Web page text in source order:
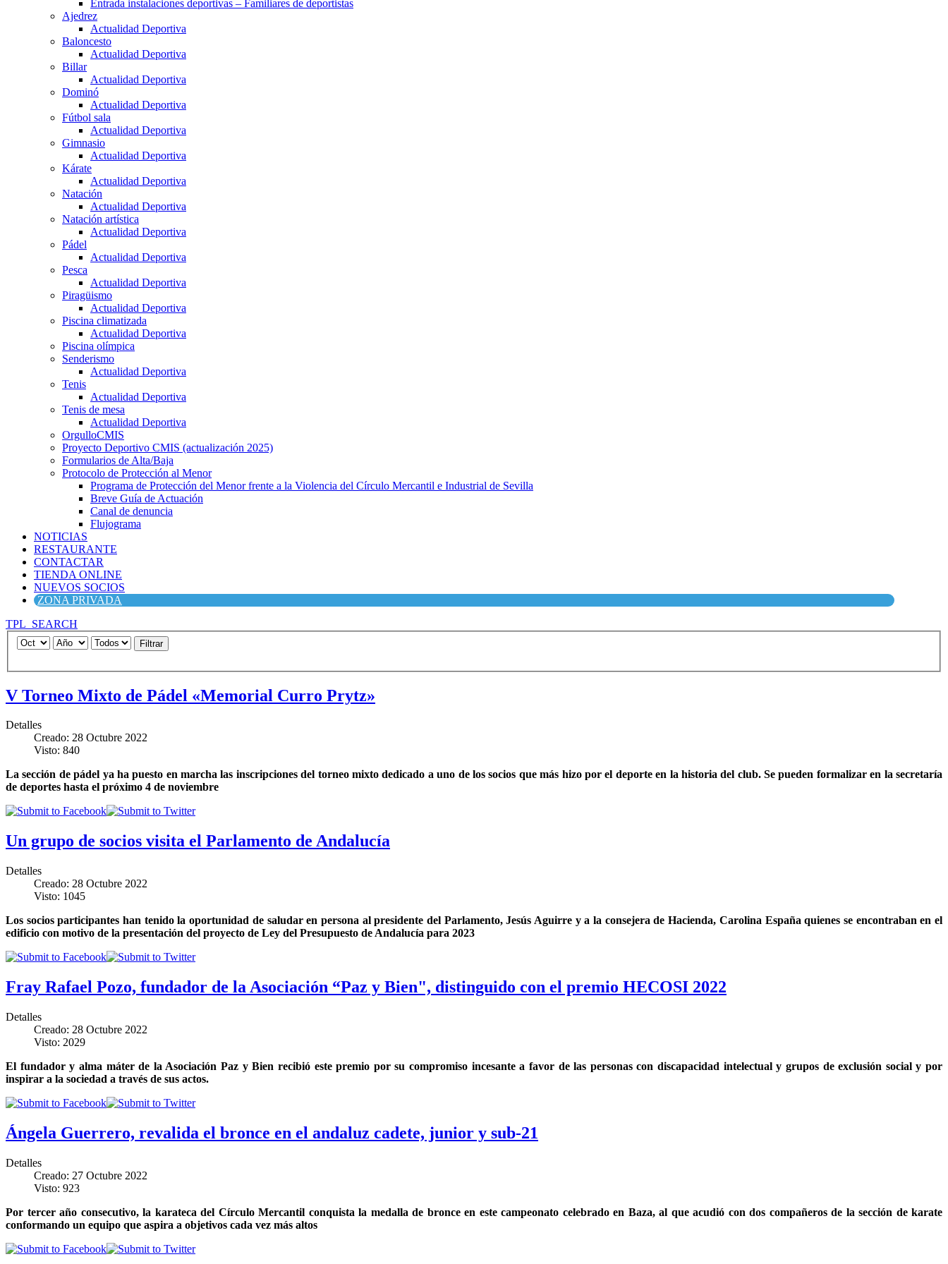
Entrada instalaciones deportivas – Familiares de deportistas
Ajedrez
Actualidad Deportiva
Baloncesto
Actualidad Deportiva
Billar
Actualidad Deportiva
Dominó
Actualidad Deportiva
Fútbol sala
Actualidad Deportiva
Gimnasio
Actualidad Deportiva
Kárate
Actualidad Deportiva
Natación
Actualidad Deportiva
Natación artística
Actualidad Deportiva
Pádel
Actualidad Deportiva
Pesca
Actualidad Deportiva
Piragüismo
Actualidad Deportiva
Piscina climatizada
Actualidad Deportiva
Piscina olímpica
Senderismo
Actualidad Deportiva
Tenis
Actualidad Deportiva
Tenis de mesa
Actualidad Deportiva
OrgulloCMIS
Proyecto Deportivo CMIS (actualización 2025)
Formularios de Alta/Baja
Protocolo de Protección al Menor
Programa de Protección del Menor frente a la Violencia del Círculo Mercantil e Industrial de Sevilla
Breve Guía de Actuación
Canal de denuncia
Flujograma
NOTICIAS
RESTAURANTE
CONTACTAR
TIENDA ONLINE
NUEVOS SOCIOS
ZONA PRIVADA
TPL_SEARCH
Filtrar
V Torneo Mixto de Pádel «Memorial Curro Prytz»
Detalles
Creado: 28 Octubre 2022
Visto: 840
La sección de pádel ya ha puesto en marcha las inscripciones del torneo mixto dedicado a uno de los socios que más hizo por el deporte en la historia del club. Se pueden formalizar en la secretaría
de deportes hasta el próximo 4 de noviembre
Un grupo de socios visita el Parlamento de Andalucía
Detalles
Creado: 28 Octubre 2022
Visto: 1045
Los socios participantes han tenido la oportunidad de saludar en persona al presidente del Parlamento, Jesús Aguirre y a la consejera de Hacienda, Carolina España quienes se encontraban en el
edificio con motivo de la presentación del proyecto de Ley del Presupuesto de Andalucía para 2023
Fray Rafael Pozo, fundador de la Asociación “Paz y Bien", distinguido con el premio HECOSI 2022
Detalles
Creado: 28 Octubre 2022
Visto: 2029
El fundador y alma máter de la Asociación Paz y Bien recibió este premio por su compromiso incesante a favor de las personas con discapacidad intelectual y grupos de exclusión social y por
inspirar a la sociedad a través de sus actos.
Ángela Guerrero, revalida el bronce en el andaluz cadete, junior y sub-21
Detalles
Creado: 27 Octubre 2022
Visto: 923
Por tercer año consecutivo, la karateca del Círculo Mercantil conquista la medalla de bronce en este campeonato celebrado en Baza, al que acudió con dos compañeros de la sección de karate
conformando un equipo que aspira a objetivos cada vez más altos